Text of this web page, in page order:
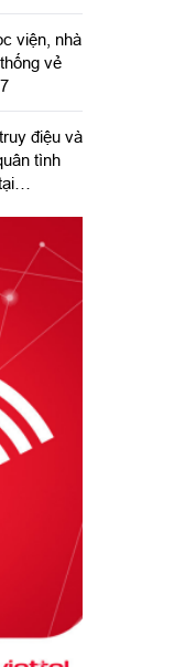
viện, nhà
vẻ
điệu và
tình